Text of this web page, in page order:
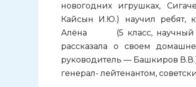
новогодних игрушках,
Кайсын И.Ю.) научил ребят,
Алёна (5 класс, научный
рассказала о своем
руководитель — Башкиров
генерал- лейтенантом,